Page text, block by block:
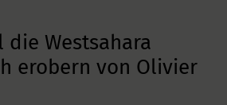
Westsahara
erobern von Olivier